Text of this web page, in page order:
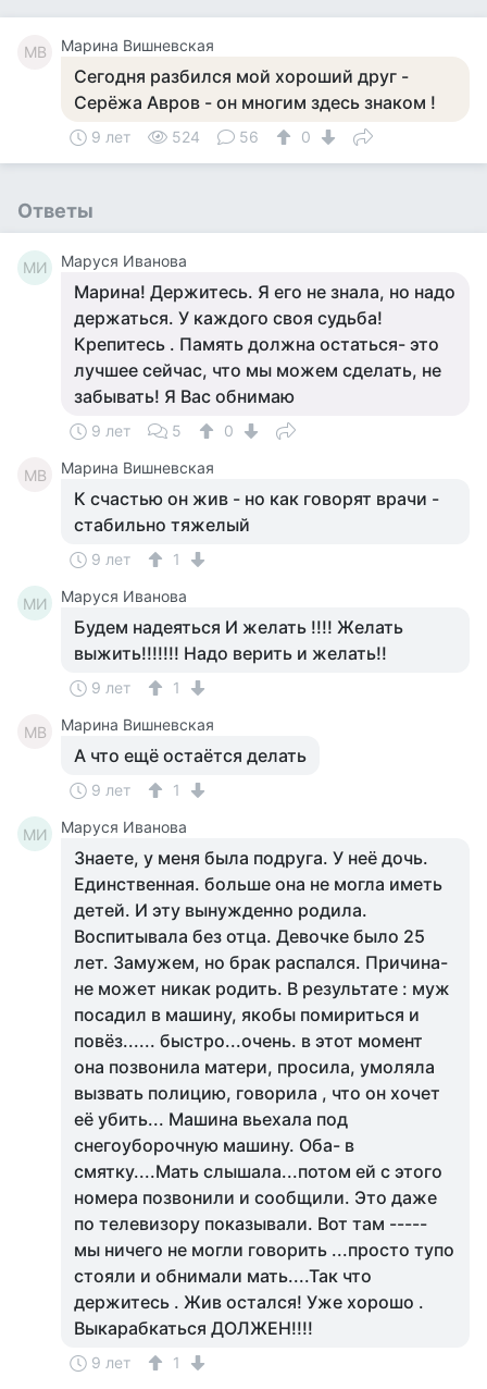
МВ Марина Вишневская
Сегодня разбился мой хороший друг -
Серёжа Авров - он многим здесь знаком !
9 лет 524 56 0
Ответы
МИ Маруся Иванова
Марина! Держитесь. Я его не знала, но надо
держаться. У каждого своя судьба!
Крепитесь . Память должна остаться- это
лучшее сейчас, что мы можем сделать, не
забывать! Я Вас обнимаю
9 лет 5 0
МВ Марина Вишневская
К счастью он жив - но как говорят врачи -
стабильно тяжелый
9 лет 1
МИ Маруся Иванова
Будем надеяться И желать !!!! Желать
выжить!!!!!!! Надо верить и желать!!
9 лет 1
МВ Марина Вишневская
А что ещё остаётся делать
9 лет 1
МИ Маруся Иванова
Знаете, у меня была подруга. У неё дочь.
Единственная. больше она не могла иметь
детей. И эту вынужденно родила.
Воспитывала без отца. Девочке было 25
лет. Замужем, но брак распался. Причина-
не может никак родить. В результате : муж
посадил в машину, якобы помириться и
повёз...... быстро...очень. в этот момент
она позвонила матери, просила, умоляла
вызвать полицию, говорила , что он хочет
её убить... Машина вьехала под
снегоуборочную машину. Оба- в
смятку....Мать слышала...потом ей с этого
номера позвонили и сообщили. Это даже
по телевизору показывали. Вот там -----
мы ничего не могли говорить ...просто тупо
стояли и обнимали мать....Так что
держитесь . Жив остался! Уже хорошо .
Выкарабкаться ДОЛЖЕН!!!!
9 лет 1